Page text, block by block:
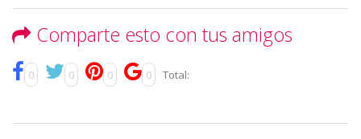
Comparte esto con tus amigos
0 0 0 0 Total: